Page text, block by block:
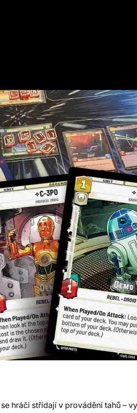
se hráči střídají v provádění tahů –